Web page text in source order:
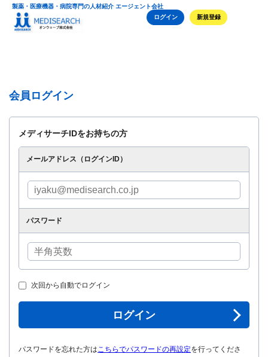
製薬・医療機器・病院専門の人材紹介 エージェント会社
ログイン
新規登録
会員ログイン
メディサーチIDをお持ちの方
メールアドレス（ログインID）
パスワード
次回から自動でログイン
ログイン
パスワードを忘れた方はこちらでパスワードの再設定を行ってくださ